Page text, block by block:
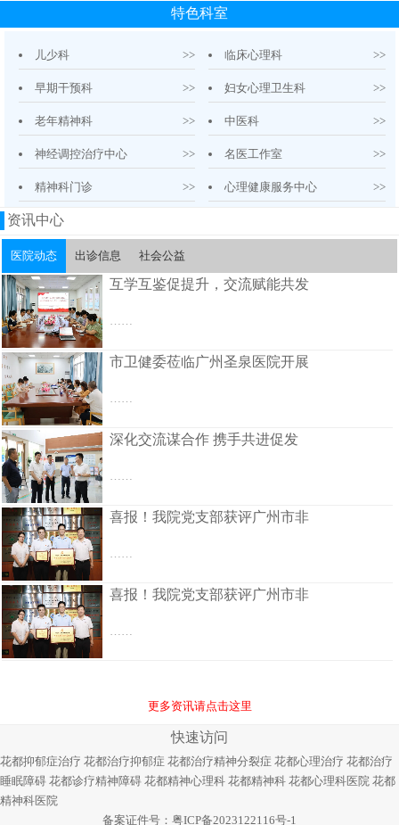
特色科室
儿少科 >> 临床心理科 >>
早期干预科 >> 妇女心理卫生科 >>
老年精神科 >> 中医科 >>
神经调控治疗中心 >> 名医工作室 >>
精神科门诊 >> 心理健康服务中心 >>
资讯中心
医院动态 出诊信息 社会公益
互学互鉴促提升，交流赋能共发
……
市卫健委莅临广州圣泉医院开展
……
深化交流谋合作 携手共进促发
……
喜报！我院党支部获评广州市非
……
喜报！我院党支部获评广州市非
……
更多资讯请点击这里
快速访问
花都抑郁症治疗 花都治疗抑郁症 花都治疗精神分裂症 花都心理治疗 花都治疗
睡眠障碍 花都诊疗精神障碍 花都精神心理科 花都精神科 花都心理科医院 花都
精神科医院
备案证件号： 粤ICP备2023122116号-1